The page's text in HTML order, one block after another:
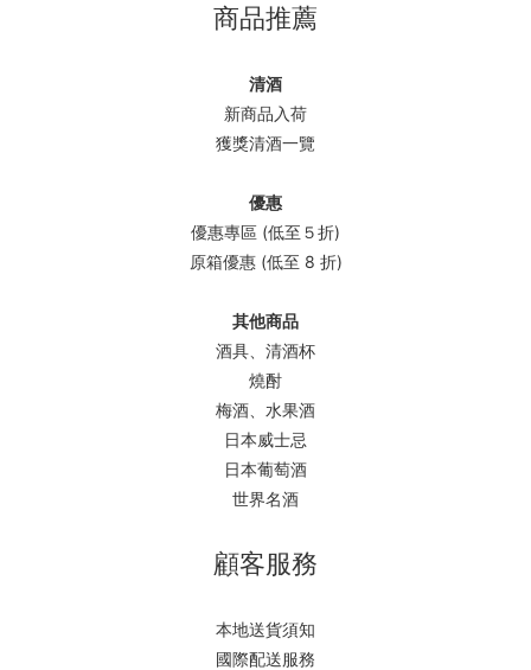
商品推薦
清酒
新商品入荷
獲獎清酒一覽
優惠
優惠專區 (低至５折)
原箱優惠 (低至 8 折)
其他商品
酒具、清酒杯
燒酎
梅酒、水果酒
日本威士忌
日本葡萄酒
世界名酒
顧客服務
本地送貨須知
國際配送服務